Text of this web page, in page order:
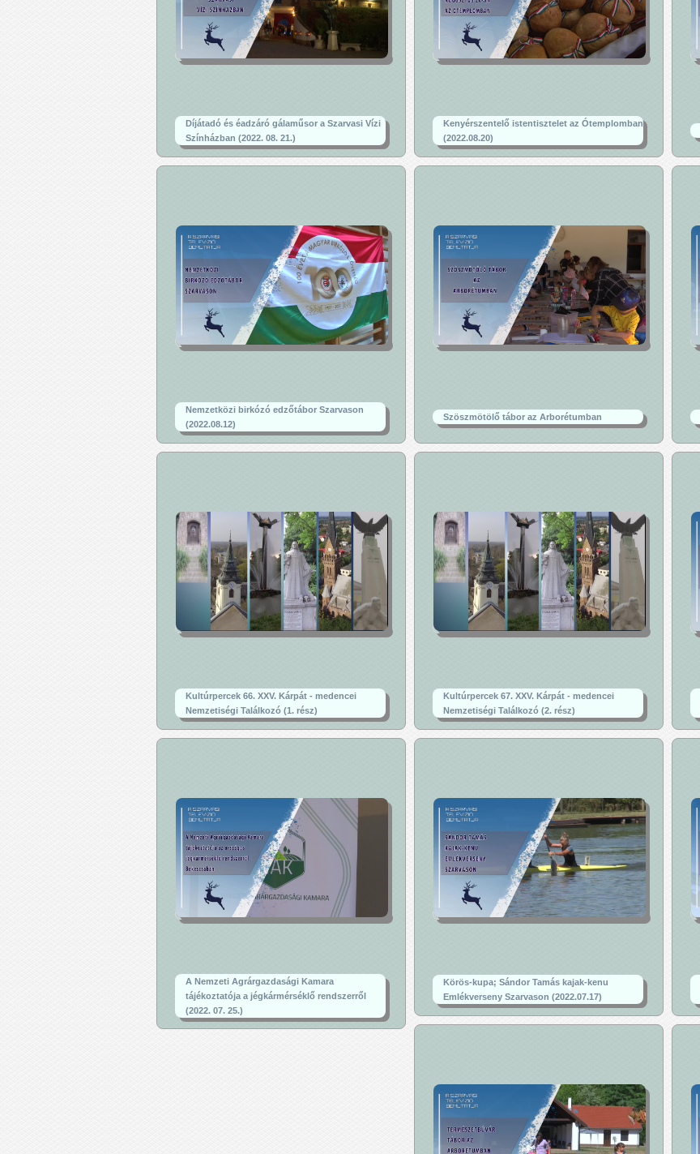
Díjátadó és éadzáró gálaműsor a Szarvasi Vízi
Színházban (2022. 08. 21.)
Kenyérszentelő istentisztelet az Ótemplomban
(2022.08.20)
Nemzetközi birkózó edzőtábor Szarvason
(2022.08.12)
Szöszmötölő tábor az Arborétumban
Kultúrpercek 66. XXV. Kárpát - medencei
Nemzetiségi Találkozó (1. rész)
Kultúrpercek 67. XXV. Kárpát - medencei
Nemzetiségi Találkozó (2. rész)
A Nemzeti Agrárgazdasági Kamara
tájékoztatója a jégkármérséklő rendszerről
(2022. 07. 25.)
Körös-kupa; Sándor Tamás kajak-kenu
Emlékverseny Szarvason (2022.07.17)